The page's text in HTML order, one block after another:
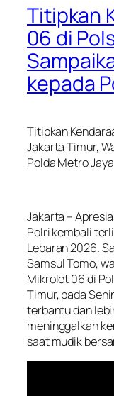
Titipkan
06 di
kepada
Titipkan
Jakarta Timur,
Polda Metro Jaya
Jakarta –
Polri kembali
Lebaran 2026.
Samsul Tomo,
Mikrolet 06 di
Timur, pada
terbantu dan
meninggalkan
saat mudik